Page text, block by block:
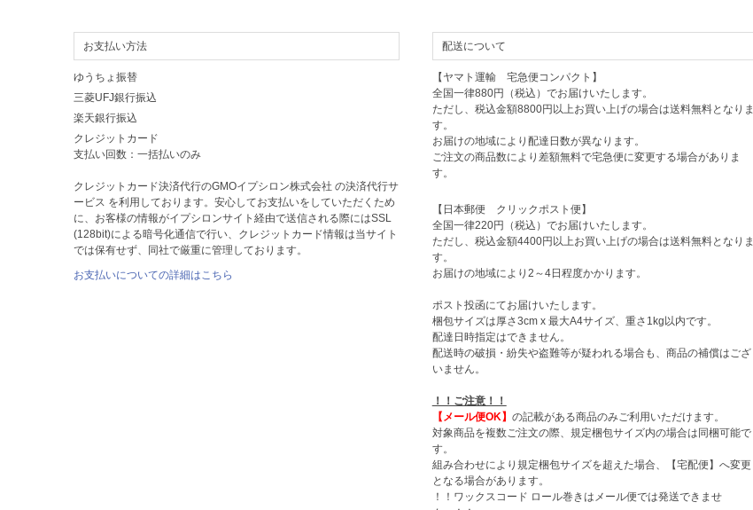
お支払い方法
ゆうちょ振替
三菱UFJ銀行振込
楽天銀行振込
クレジットカード
支払い回数：一括払いのみ
クレジットカード決済代行のGMOイプシロン株式会社 の決済代行サ
ービス を利用しております。安心してお支払いをしていただくため
に、お客様の情報がイプシロンサイト経由で送信される際にはSSL
(128bit)による暗号化通信で行い、クレジットカード情報は当サイト
では保有せず、同社で厳重に管理しております。
お支払いについての詳細はこちら
配送について
【ヤマト運輸 宅急便コンパクト】
全国一律880円（税込）でお届けいたします。
ただし、税込金額8800円以上お買い上げの場合は送料無料となりま
す。
お届けの地域により配達日数が異なります。
ご注文の商品数により差額無料で宅急便に変更する場合がありま
す。
【日本郵便 クリックポスト便】
全国一律220円（税込）でお届けいたします。
ただし、税込金額4400円以上お買い上げの場合は送料無料となりま
す。
お届けの地域により2～4日程度かかります。
ポスト投函にてお届けいたします。
梱包サイズは厚さ3cm x 最大A4サイズ、重さ1kg以内です。
配達日時指定はできません。
配送時の破損・紛失や盗難等が疑われる場合も、商品の補償はござ
いません。
！！ご注意！！
【メール便OK】 の記載がある商品のみご利用いただけます。
対象商品を複数ご注文の際、規定梱包サイズ内の場合は同梱可能で
す。
組み合わせにより規定梱包サイズを超えた場合、【宅配便】へ変更
となる場合があります。
！！ワックスコード ロール巻きはメール便では発送できませ